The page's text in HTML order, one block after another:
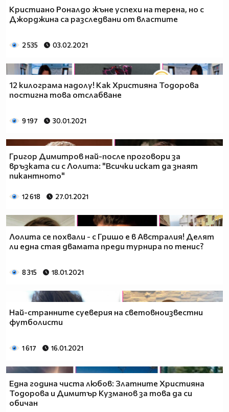
Кристиано Роналдо жъне успехи на терена, но с
Джорджина са разследвани от властите
2 535 03.02.2021
12 килограма надолу! Как Християна Тодорова
постигна това отслабване
9 197 30.01.2021
Григор Димитров най-после проговори за
връзката си с Лолита: "Всички искат да знаят
пикантното"
12 618 27.01.2021
Лолита се похвали - с Гришо е в Австралия! Делят
ли една стая двамата преди турнира по тенис?
8 315 18.01.2021
Най-странните суеверия на световноизвестни
футболисти
1 617 16.01.2021
Eдна година чиста любов: Златните Християна
Тодорова и Димитър Кузманов за това да си
обичан